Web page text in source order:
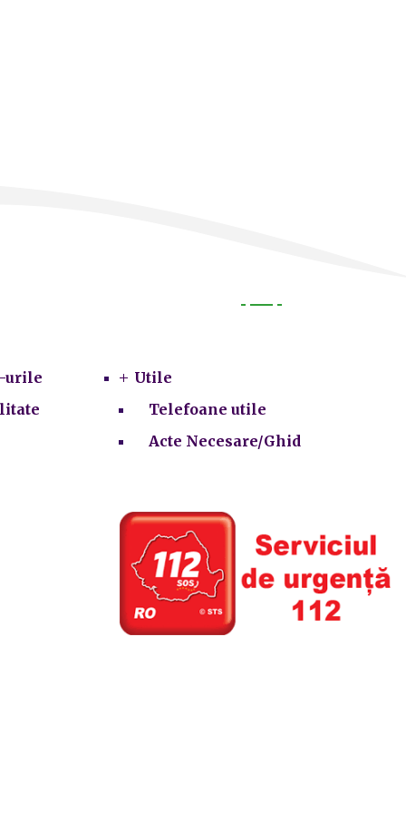
urile
Utile
Telefoane utile
Acte Necesare/Ghid